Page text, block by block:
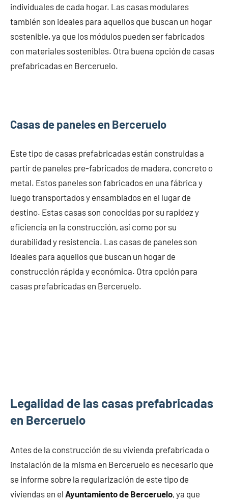
individuales de cada hogar. Las casas modulares
también son ideales para aquellos que buscan un hogar
sostenible, ya que los módulos pueden ser fabricados
con materiales sostenibles. Otra buena opción de casas
prefabricadas en Berceruelo.
Casas de paneles en Berceruelo
Este tipo de casas prefabricadas están construidas a
partir de paneles pre-fabricados de madera, concreto o
metal. Estos paneles son fabricados en una fábrica y
luego transportados y ensamblados en el lugar de
destino. Estas casas son conocidas por su rapidez y
eficiencia en la construcción, así como por su
durabilidad y resistencia. Las casas de paneles son
ideales para aquellos que buscan un hogar de
construcción rápida y económica. Otra opción para
casas prefabricadas en Berceruelo.
Legalidad de las casas prefabricadas
en Berceruelo
Antes de la construcción de su vivienda prefabricada o
instalación de la misma en Berceruelo es necesario que
se informe sobre la regularización de este tipo de
viviendas en el Ayuntamiento de Berceruelo, ya que